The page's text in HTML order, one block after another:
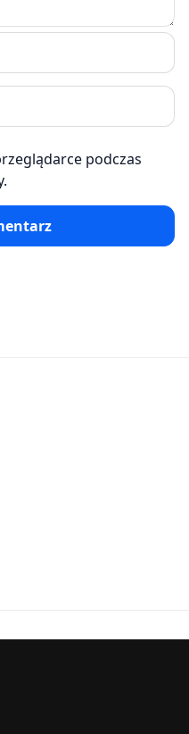
podczas